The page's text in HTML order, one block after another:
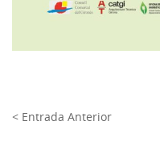
< Entrada Anterior